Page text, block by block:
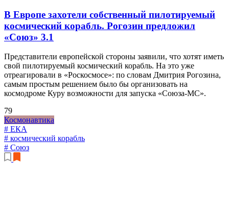
В Европе захотели собственный пилотируемый
космический корабль. Рогозин предложил
«Союз» 3.1
Представители европейской стороны заявили, что хотят иметь
свой пилотируемый космический корабль. На это уже
отреагировали в «Роскосмосе»: по словам Дмитрия Рогозина,
самым простым решением было бы организовать на
космодроме Куру возможности для запуска «Союза-МС».
79
Космонавтика
# ЕКА
# космический корабль
# Союз